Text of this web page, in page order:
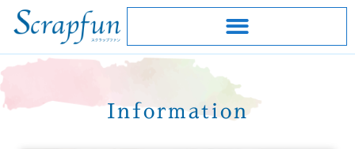
Information